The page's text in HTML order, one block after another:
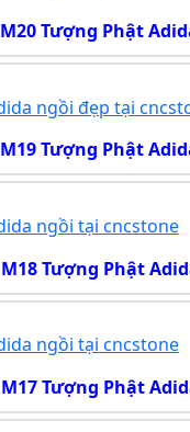
M20 Tượng Phật
M19 Tượng Phật
M18 Tượng Phật
M17 Tượng Phật